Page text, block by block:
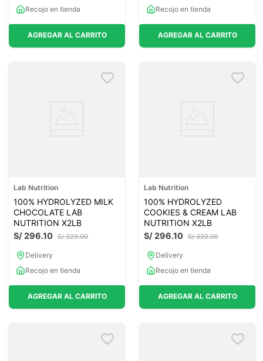
Recojo en tienda
AGREGAR AL CARRITO
Recojo en tienda
AGREGAR AL CARRITO
Lab Nutrition
100% HYDROLYZED MILK
CHOCOLATE LAB
NUTRITION X2LB
S/ 329.00
S/296.10
Delivery
Recojo en tienda
AGREGAR AL CARRITO
Lab Nutrition
100% HYDROLYZED
COOKIES & CREAM LAB
NUTRITION X2LB
S/ 329.00
S/296.10
Delivery
Recojo en tienda
AGREGAR AL CARRITO